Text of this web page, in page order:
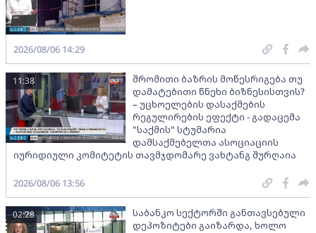
2026/08/06 14:29
შრომითი ბაზრის მოწესრიგება თუ
დამატებითი წნეხი ბიზნესისთვის?
– უცხოელების დასაქმების
რეგულირების ეფექტი - გადაცემა
"საქმის" სტუმარია
დამსაქმებელთა ასოციაციის
იურიდიული კომიტეტის თავმჯდომარე ვახტანგ შურღაია
11:38
2026/08/06 13:56
საბანკო სექტორში განთავსებული
დეპოზიტები გაიზარდა, ხოლო
02:28